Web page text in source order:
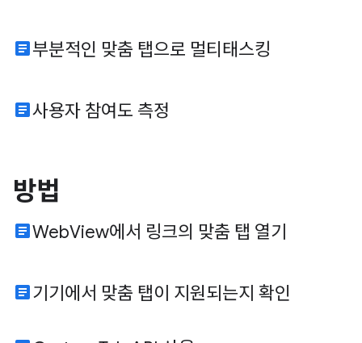
article부분적인 맞춤 탭으로 멀티태스킹
article사용자 참여도 측정
방법
articleWebView에서 링크의 맞춤 탭 열기
article기기에서 맞춤 탭이 지원되는지 확인